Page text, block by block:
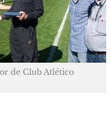
de Club Atlético